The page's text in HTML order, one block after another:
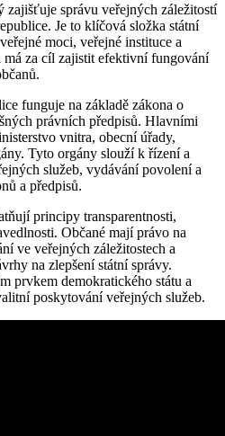
zajišťuje správu veřejných záležitostí
Je to klíčová složka státní
moci, veřejné instituce a
má za cíl zajistit efektivní fungování
funguje na základě zákona o
právních předpisů. Hlavními
vnitra, obecní úřady,
Tyto orgány slouží k řízení a
služeb, vydávání povolení a
a předpisů.
principy transparentnosti,
Občané mají právo na
ve veřejných záležitostech a
na zlepšení státní správy.
prvkem demokratického státu a
poskytování veřejných služeb.